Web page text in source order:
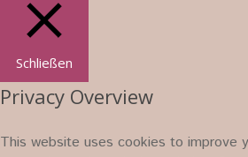
Schließen
Privacy Overview
This website uses cookies to improve